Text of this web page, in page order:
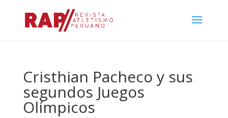
Cristhian Pacheco y sus
segundos Juegos
Olímpicos